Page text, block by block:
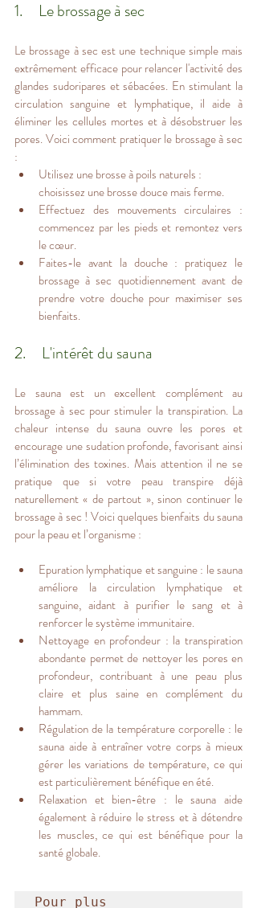
1.     Le brossage à sec
Le brossage à sec est une technique simple mais
extrêmement efficace pour relancer l'activité des
glandes sudoripares et sébacées. En stimulant la
circulation sanguine et lymphatique, il aide à
éliminer les cellules mortes et à désobstruer les
pores. Voici comment pratiquer le brossage à sec
:
Utilisez une brosse à poils naturels :
choisissez une brosse douce mais ferme.
Effectuez des mouvements circulaires :
commencez par les pieds et remontez vers
le cœur.
Faites-le avant la douche : pratiquez le
brossage à sec quotidiennement avant de
prendre votre douche pour maximiser ses
bienfaits.
2.     L'intérêt du sauna
Le sauna est un excellent complément au
brossage à sec pour stimuler la transpiration. La
chaleur intense du sauna ouvre les pores et
encourage une sudation profonde, favorisant ainsi
l’élimination des toxines. Mais attention il ne se
pratique que si votre peau transpire déjà
naturellement « de partout », sinon continuer le
brossage à sec ! Voici quelques bienfaits du sauna
pour la peau et l’organisme :
Epuration lymphatique et sanguine : le sauna
améliore la circulation lymphatique et
sanguine, aidant à purifier le sang et à
renforcer le système immunitaire.
Nettoyage en profondeur : la transpiration
abondante permet de nettoyer les pores en
profondeur, contribuant à une peau plus
claire et plus saine en complément du
hammam.
Régulation de la température corporelle : le
sauna aide à entraîner votre corps à mieux
gérer les variations de température, ce qui
est particulièrement bénéfique en été.
Relaxation et bien-être : le sauna aide
également à réduire le stress et à détendre
les muscles, ce qui est bénéfique pour la
santé globale.
Pour plus